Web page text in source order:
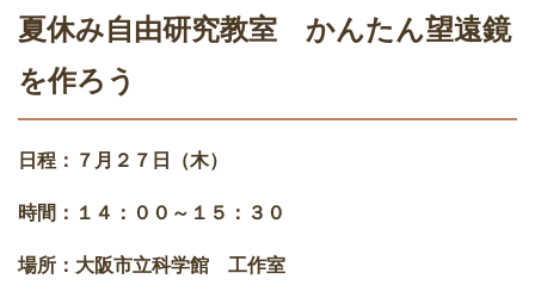
夏休み自由研究教室 かんたん望遠鏡
を作ろう
日程：７月２７日（木）
時間：１４：００～１５：３０
場所：大阪市立科学館 工作室